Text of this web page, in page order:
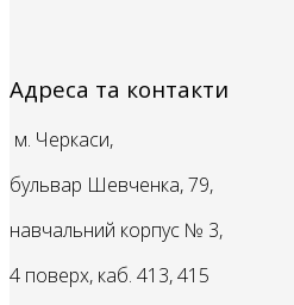
Адреса та контакти
м. Черкаси,
бульвар Шевченка, 79,
навчальний корпус № 3,
4 поверх, каб. 413, 415